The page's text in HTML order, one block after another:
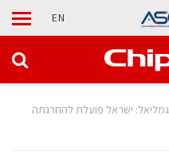
EN
ישראל פועלת להחרגתה